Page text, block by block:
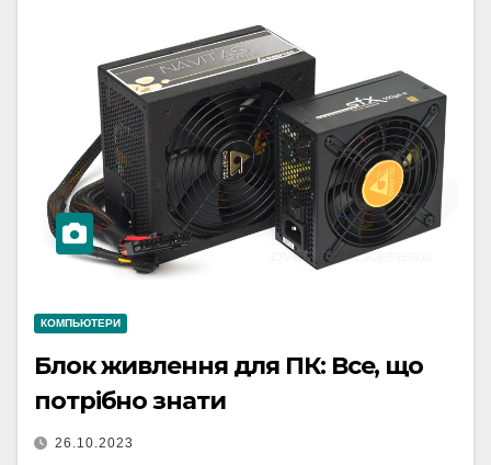
КОМПЬЮТЕРИ
Блок живлення для ПК: Все, що
потрібно знати
26.10.2023